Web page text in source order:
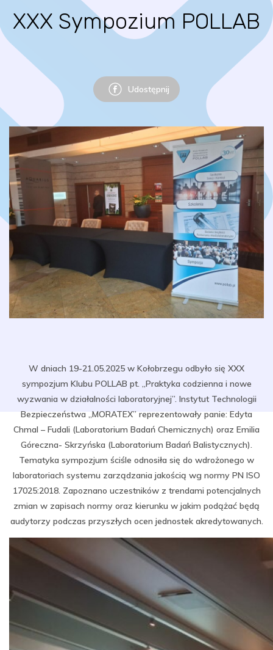
XXX Sympozium POLLAB
Udostępnij
W dniach 19-21.05.2025 w Kołobrzegu odbyło się XXX
sympozjum Klubu POLLAB pt. „Praktyka codzienna i nowe
wyzwania w działalności laboratoryjnej”. Instytut Technologii
Bezpieczeństwa „MORATEX” reprezentowały panie: Edyta
Chmal – Fudali (Laboratorium Badań Chemicznych) oraz Emilia
Góreczna- Skrzyńska (Laboratorium Badań Balistycznych).
Tematyka sympozjum ściśle odnosiła się do wdrożonego w
laboratoriach systemu zarządzania jakością wg normy PN ISO
17025:2018. Zapoznano uczestników z trendami potencjalnych
zmian w zapisach normy oraz kierunku w jakim podążać będą
audytorzy podczas przyszłych ocen jednostek akredytowanych.